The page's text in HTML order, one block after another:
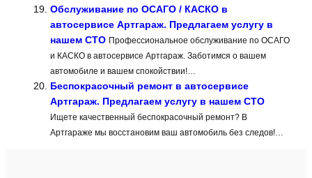
Обслуживание по ОСАГО / КАСКО в
автосервисе Артгараж. Предлагаем услугу в
нашем СТО Профессиональное обслуживание по ОСАГО
и КАСКО в автосервисе Артгараж. Заботимся о вашем
автомобиле и вашем спокойствии!…
Беспокрасочный ремонт в автосервисе
Артгараж. Предлагаем услугу в нашем СТО
Ищете качественный беспокрасочный ремонт? В
Артгараже мы восстановим ваш автомобиль без следов!…